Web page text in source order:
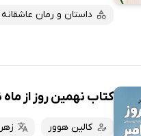
داستان و رمان
کتاب نهمین روز از ماه
کالین هوور